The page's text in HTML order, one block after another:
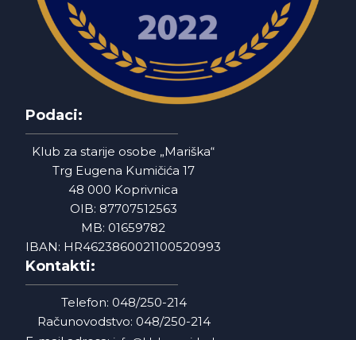
Podaci:
Klub za starije osobe „Mariška“
Trg Eugena Kumičića 17
48 000 Koprivnica
OIB: 87707512563
MB: 01659782
IBAN: HR4623860021100520993
Kontakti:
Telefon: 048/250-214
Računovodstvo: 048/250-214